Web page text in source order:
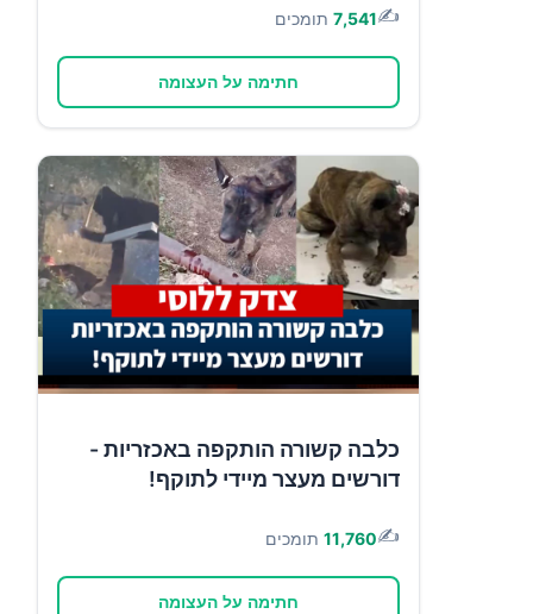
✍️
7,541 תומכים
חתימה על העצומה
כלבה קשורה הותקפה באכזריות -
דורשים מעצר מיידי לתוקף!
✍️
11,760 תומכים
חתימה על העצומה